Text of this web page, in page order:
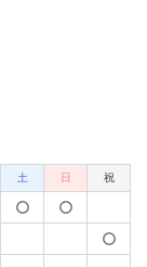
土 日 祝